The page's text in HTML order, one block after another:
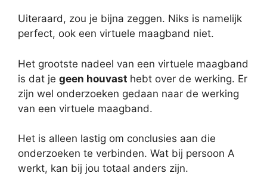
Uiteraard, zou je bijna zeggen. Niks is namelijk
perfect, ook een virtuele maagband niet.
Het grootste nadeel van een virtuele maagband
is dat je geen houvast hebt over de werking. Er
zijn wel onderzoeken gedaan naar de werking
van een virtuele maagband.
Het is alleen lastig om conclusies aan die
onderzoeken te verbinden. Wat bij persoon A
werkt, kan bij jou totaal anders zijn.